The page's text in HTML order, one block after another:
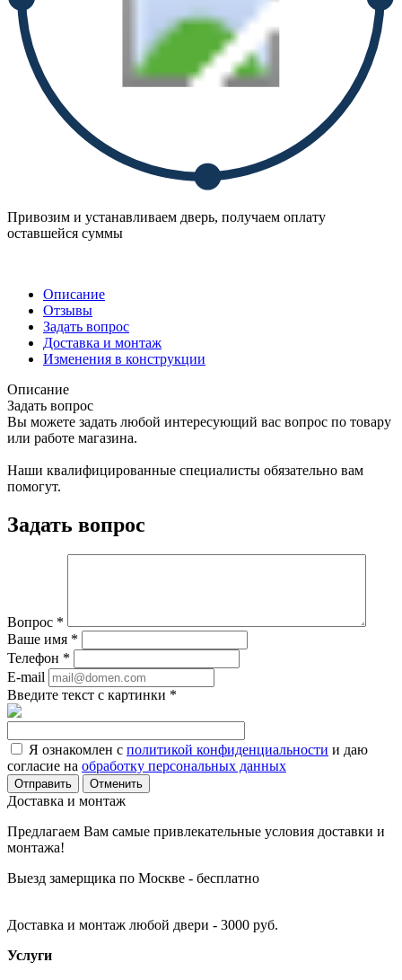
Привозим и устанавливаем дверь, получаем оплату
оставшейся суммы
Описание
Отзывы
Задать вопрос
Доставка и монтаж
Изменения в конструкции
Описание
Задать вопрос
Вы можете задать любой интересующий вас вопрос по товару
или работе магазина.
Наши квалифицированные специалисты обязательно вам
помогут.
Задать вопрос
Вопрос *
Ваше имя *
Телефон *
E-mail
Введите текст с картинки *
Я ознакомлен с политикой конфиденциальности и даю
согласие на обработку персональных данных
Отменить
Доставка и монтаж
Предлагаем Вам самые привлекательные условия доставки и
монтажа!
Выезд замерщика по Москве - бесплатно
Доставка и монтаж любой двери - 3000 руб.
Услуги